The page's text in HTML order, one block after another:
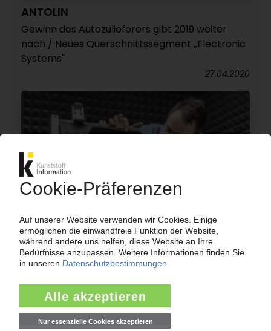
ANTOLIN
Gewinn des Autozulieferers gibt 2019 weiter
nach / Neues Querschnittssegment „Electronic
Systems"
27.04.2020
GRAMMER
Innenraumkomponenten mit FAW-
Zuliefertochter